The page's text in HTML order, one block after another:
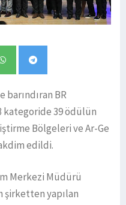
barındıran BR
kategoride 39 ödülün
Bölgeleri ve Ar-Ge
edildi.
Merkezi Müdürü
şirketten yapılan